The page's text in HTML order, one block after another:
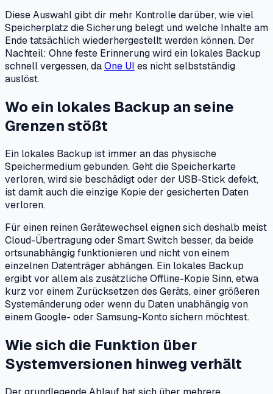
Diese Auswahl gibt dir mehr Kontrolle darüber, wie viel
Speicherplatz die Sicherung belegt und welche Inhalte am
Ende tatsächlich wiederhergestellt werden können. Der
Nachteil: Ohne feste Erinnerung wird ein lokales Backup
schnell vergessen, daOne UI es nicht selbstständig
auslöst.
Wo ein lokales Backup an seine
Grenzen stößt
Ein lokales Backup ist immer an das physische
Speichermedium gebunden. Geht die Speicherkarte
verloren, wird sie beschädigt oder der USB-Stick defekt,
ist damit auch die einzige Kopie der gesicherten Daten
verloren.
Für einen reinen Gerätewechsel eignen sich deshalb meist
Cloud-Übertragung oder Smart Switch besser, da beide
ortsunabhängig funktionieren und nicht von einem
einzelnen Datenträger abhängen. Ein lokales Backup
ergibt vor allem als zusätzliche Offline-Kopie Sinn, etwa
kurz vor einem Zurücksetzen des Geräts, einer größeren
Systemänderung oder wenn du Daten unabhängig von
einem Google- oder Samsung-Konto sichern möchtest.
Wie sich die Funktion über
Systemversionen hinweg verhält